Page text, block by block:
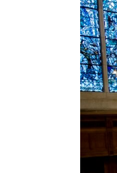
УКРАЇНСЬКА ПРОБЛЕМА КРИМУ